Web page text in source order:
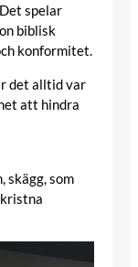
spelar
biblisk
konformitet.
det alltid var
att hindra
skägg, som